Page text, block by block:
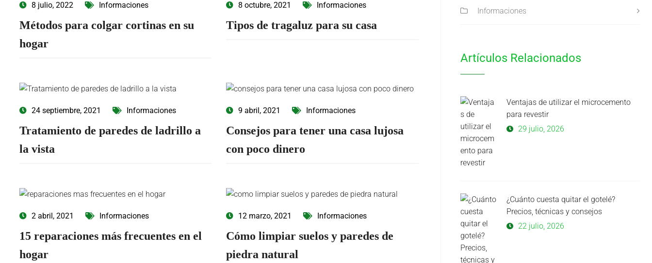
8 julio, 2022 Informaciones
Métodos para colgar cortinas en su
hogar
8 octubre, 2021 Informaciones
Tipos de tragaluz para su casa
24 septiembre, 2021 Informaciones
Tratamiento de paredes de ladrillo a
la vista
9 abril, 2021 Informaciones
Consejos para tener una casa lujosa
con poco dinero
2 abril, 2021 Informaciones
15 reparaciones más frecuentes en el
hogar
12 marzo, 2021 Informaciones
Cómo limpiar suelos y paredes de
piedra natural
Informaciones
Artículos Relacionados
Ventajas de utilizar el microcemento
para revestir
29 julio, 2026
¿Cuánto cuesta quitar el gotelé?
Precios, técnicas y consejos
22 julio, 2026